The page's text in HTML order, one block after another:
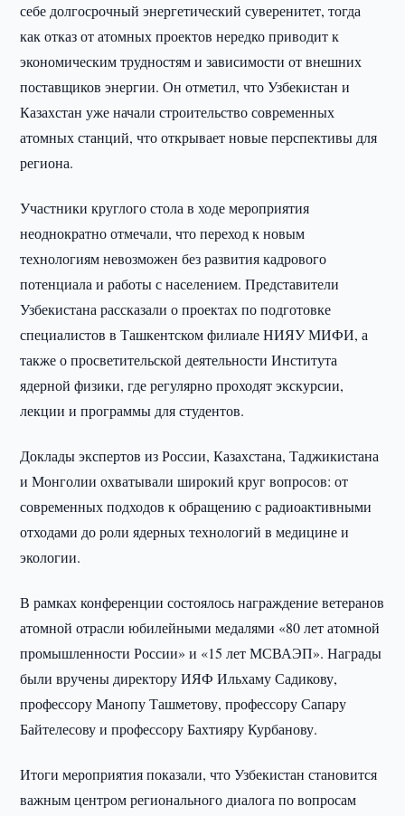
себе долгосрочный энергетический суверенитет, тогда
как отказ от атомных проектов нередко приводит к
экономическим трудностям и зависимости от внешних
поставщиков энергии. Он отметил, что Узбекистан и
Казахстан уже начали строительство современных
атомных станций, что открывает новые перспективы для
региона.
Участники круглого стола в ходе мероприятия
неоднократно отмечали, что переход к новым
технологиям невозможен без развития кадрового
потенциала и работы с населением. Представители
Узбекистана рассказали о проектах по подготовке
специалистов в Ташкентском филиале НИЯУ МИФИ, а
также о просветительской деятельности Института
ядерной физики, где регулярно проходят экскурсии,
лекции и программы для студентов.
Доклады экспертов из России, Казахстана, Таджикистана
и Монголии охватывали широкий круг вопросов: от
современных подходов к обращению с радиоактивными
отходами до роли ядерных технологий в медицине и
экологии.
В рамках конференции состоялось награждение ветеранов
атомной отрасли юбилейными медалями «80 лет атомной
промышленности России» и «15 лет МСВАЭП». Награды
были вручены директору ИЯФ Ильхаму Садикову,
профессору Манопу Ташметову, профессору Сапару
Байтелесову и профессору Бахтияру Курбанову.
Итоги мероприятия показали, что Узбекистан становится
важным центром регионального диалога по вопросам